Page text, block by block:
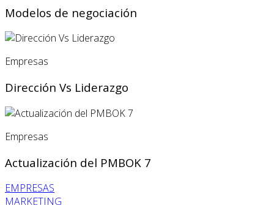
Modelos de negociación
Empresas
Dirección Vs Liderazgo
Empresas
Actualización del PMBOK 7
EMPRESAS
MARKETING